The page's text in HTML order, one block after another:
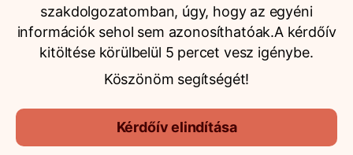
szakdolgozatomban, úgy, hogy az egyéni
információk sehol sem azonosíthatóak.A kérdőív
kitöltése körülbelül 5 percet vesz igénybe.
Köszönöm segítségét!
Kérdőív elindítása